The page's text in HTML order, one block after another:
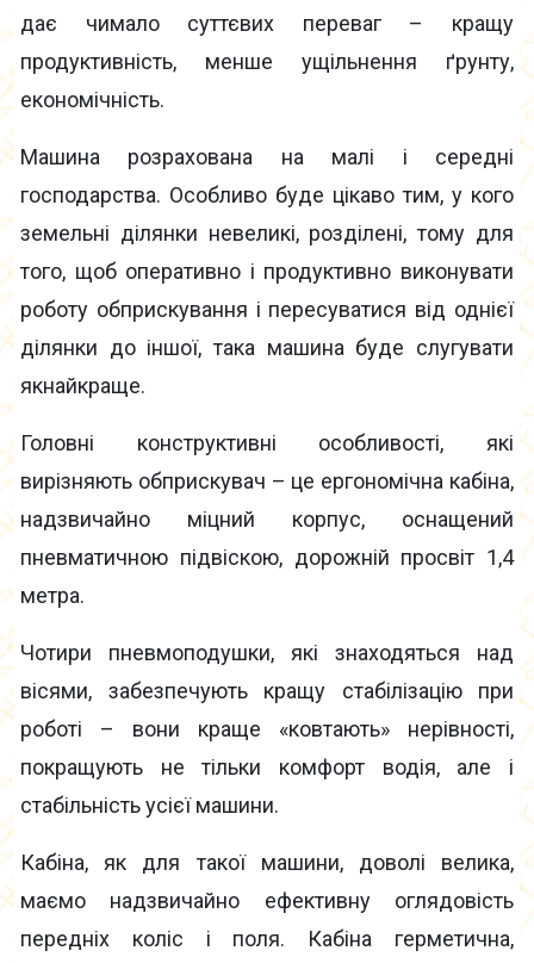
дає чимало суттєвих переваг – кращу
продуктивність, менше ущільнення ґрунту,
економічність.
Машина розрахована на малі і середні
господарства. Особливо буде цікаво тим, у кого
земельні ділянки невеликі, розділені, тому для
того, щоб оперативно і продуктивно виконувати
роботу обприскування і пересуватися від однієї
ділянки до іншої, така машина буде слугувати
якнайкраще.
Головні конструктивні особливості, які
вирізняють обприскувач – це ергономічна кабіна,
надзвичайно міцний корпус, оснащений
пневматичною підвіскою, дорожній просвіт 1,4
метра.
Чотири пневмоподушки, які знаходяться над
вісями, забезпечують кращу стабілізацію при
роботі – вони краще «ковтають» нерівності,
покращують не тільки комфорт водія, але і
стабільність усієї машини.
Кабіна, як для такої машини, доволі велика,
маємо надзвичайно ефективну оглядовість
передніх коліс і поля. Кабіна герметична,